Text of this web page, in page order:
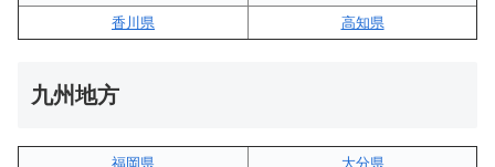
香川県
高知県
九州地方
福岡県 大分県